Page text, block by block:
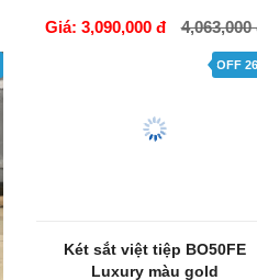
Giá: 3,090,000 đ 4,063,000
GIỎ HÀNG
OFF